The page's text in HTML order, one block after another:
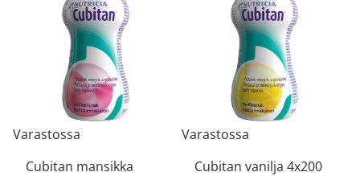
Varastossa
Cubitan mansikka
Varastossa
Cubitan vanilja 4x200